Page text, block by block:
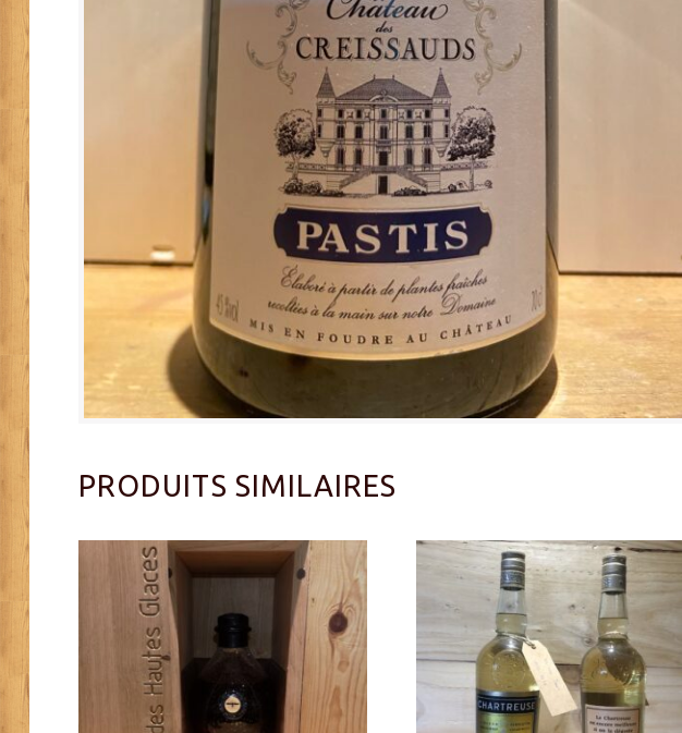
PRODUITS SIMILAIRES